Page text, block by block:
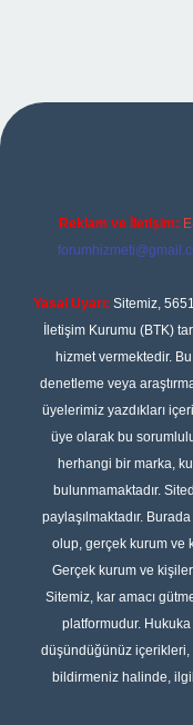
hiltonbet giriş
Reklam ve İletişim:
Yasal Uyarı: Sitemiz,
İletişim Kurumu (BTK)
hizmet vermektedir.
denetleme veya
üyelerimiz yazdıkları
üye olarak bu
herhangi bir marka,
bulunmamaktadır.
paylaşılmaktadır.
olup, gerçek kurum ve
Gerçek kurum ve
Sitemiz, kar amacı
platformudur.
düşündüğünüz içerikleri,
bildirmeniz halinde,